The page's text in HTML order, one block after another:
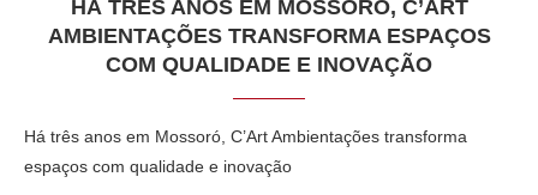
HÁ TRÊS ANOS EM MOSSORÓ, C’ART
AMBIENTAÇÕES TRANSFORMA ESPAÇOS
COM QUALIDADE E INOVAÇÃO
Há três anos em Mossoró, C’Art Ambientações transforma
espaços com qualidade e inovação